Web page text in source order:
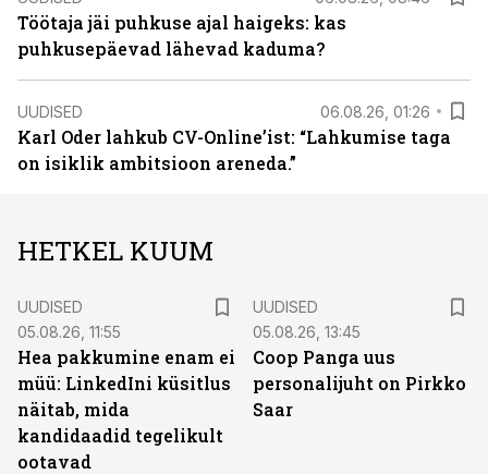
Töötaja jäi puhkuse ajal haigeks: kas
puhkusepäevad lähevad kaduma?
UUDISED 06.08.26, 01:26
Karl Oder lahkub CV-Online’ist: “Lahkumise taga
on isiklik ambitsioon areneda.”
HETKEL KUUM
UUDISED
05.08.26, 11:55
Hea pakkumine enam ei
müü: LinkedIni küsitlus
näitab, mida
kandidaadid tegelikult
ootavad
UUDISED
05.08.26, 13:45
Coop Panga uus
personalijuht on Pirkko
Saar